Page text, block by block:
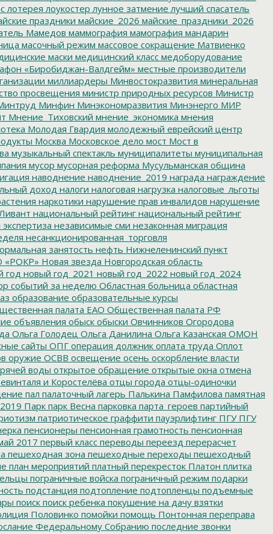
лотерея лоукостер лунное затмение лучший спасатель
праздники майские_2026 майские_праздники_2026
Мамедов маммография мамография мандарин
масочный режим массовое сокращение Матвиенко
маски медицинский класс медоборудование
«Биробиджан-Валдгейм» местные производители
миллиардеры Минвостокразвития минеральная
просвещения министр природных ресурсов Министр
Минфин Минэкономразвития Минэнерго МИР
Мнение_Тиховский мнение_экономика мнения
Молодая Гвардия молодежный еврейский центр
Москва Московское дело мост Мост в
музыкальный спектакль муниципалитеты муниципальная
мусор мусорная реформа Мусульманская община
наводнение наводнение_2019 награда награждение
доход налоги налоговая нагрузка налоговые_льготы
наркотики нарушение прав инвалидов нарушение
национальный рейтинг национальный рейтинг
независимые сми незаконная миграция
несанкционированная_торговля
занятость нефть Нижнеленинский пункт
«РОКР» Новая звезда Новгородская область
год новый год_2021 новый год_2022 новый год_2024
событий за неделю Областная больница областная
образование образовательные курсы
палата ЕАО Общественная палата РФ
объявления обыск обыски Овчинников Огородова
Ольга Голодец Ольга Данилина Ольга Казанская ОМОН
сайты ОПГ операция должник оплата труда Оплот
оружие ОСВВ освещение осень оскорбление власти
воды открытое обращение открытые окна отмена
и Коростелёва отцы города отцы-одиночки
пал палаточный лагерь Палькина Памфилова памятная
Парк парк Весна парковка парта_героев партийный
патриотическое граффити пауэрлифтинг ПГУПГУ
пенсионеры пенсионная грамотность пенсионная
2017 первый класс переводы переезд перерасчет
пешеходная зона пешеходные переходы пешеходный
план мероприятий платный перекресток Платон плитка
пограничные войска пограничный режим подарки
подстанция подтопление подтопленцы подъемные
поиск поиск ребенка покушение на дачу взятки
Половинко помойки помощь Понтонная переправа
Федеральному Собранию последние звонки